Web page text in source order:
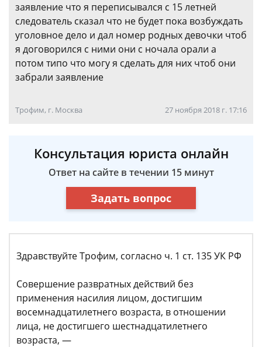
заявление что я переписывался с 15 летней
следователь сказал что не будет пока возбуждать
уголовное дело и дал номер родных девочки чтоб
я договорился с ними они с ночала орали а
потом типо что могу я сделать для них чтоб они
забрали заявление
Трофим, г. Москва 27 ноября 2018 г. 17:16
Консультация юриста онлайн
Ответ на сайте в течении 15 минут
Задать вопрос
Здравствуйте Трофим, согласно ч. 1 ст. 135 УК РФ
Совершение развратных действий без
применения насилия лицом, достигшим
восемнадцатилетнего возраста, в отношении
лица, не достигшего шестнадцатилетнего
возраста, —